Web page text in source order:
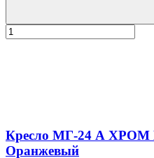
Кресло МГ-24 А ХРОМ
Оранжевый